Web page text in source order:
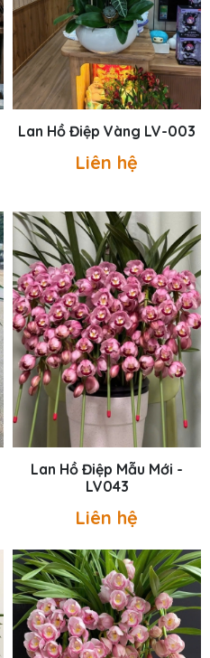
Lan Hồ Điệp Vàng LV-003
Liên hệ
Lan Hồ Điệp Mẫu Mới -
LV043
Liên hệ